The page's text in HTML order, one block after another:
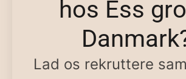
hos Ess
Lad os rekruttere